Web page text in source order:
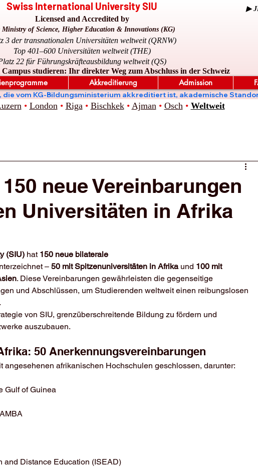
Swiss International University SIU
Licensed and Accredited by
Ministry of Science, Higher Education & Innovations (KG)
3 der transnationalen Universitäten weltweit (QRNW)
Top 401–600 Universitäten weltweit (THE)
▶
22 für Führungskräfteausbildung weltweit (QS)
studieren: Ihr direkter Weg zum Abschluss in der Schweiz
Akkreditierung Admission
vom KG-Bildungsministerium akkreditiert ist, akademische
• London • Riga • Bischkek • Ajman • Osch • Weltweit
neue Vereinbarungen
Universitäten in Afrika
(SIU) hat 150 neue bilaterale
– 50 mit Spitzenuniversitäten in Afrika und 100 mit
. Diese Vereinbarungen gewährleisten die gegenseitige
und Abschlüssen, um Studierenden weltweit einen reibungslosen
von SIU, grenzüberschreitende Bildung zu fördern und
auszubauen.
50 Anerkennungsvereinbarungen
angesehenen afrikanischen Hochschulen geschlossen, darunter:
Gulf of Guinea
and Distance Education (ISEAD)